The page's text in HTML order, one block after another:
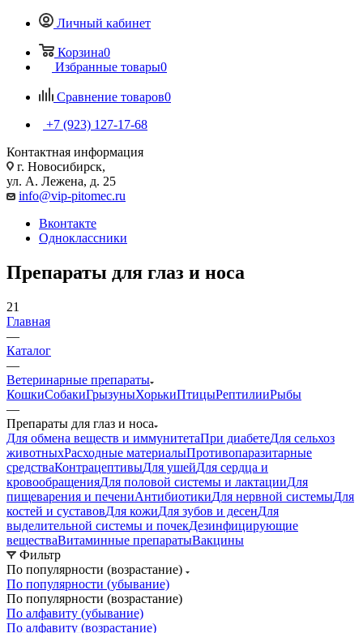
Личный кабинет
Корзина0
Избранные товары0
Сравнение товаров0
+7 (923) 127-17-68
Контактная информация
г. Новосибирск,
ул. А. Лежена, д. 25
info@vip-pitomec.ru
Вконтакте
Одноклассники
Препараты для глаз и носа
21
Главная
—
Каталог
—
Ветеринарные препараты
КошкиСобакиГрызуныХорькиПтицыРептилииРыбы
—
Препараты для глаз и носа
Для обмена веществ и иммунитетаПри диабетеДля сельхоз
животныхРасходные материалыПротивопаразитарные
средстваКонтрацептивыДля ушейДля сердца и
кровообращенияДля половой системы и лактацииДля
пищеварения и печениАнтибиотикиДля нервной системыДля
костей и суставовДля кожиДля зубов и десенДля
выделительной системы и почекДезинфицирующие
веществаВитаминные препаратыВакцины
Фильтр
По популярности (возрастание)
По популярности (убывание)
По популярности (возрастание)
По алфавиту (убывание)
По алфавиту (возрастание)